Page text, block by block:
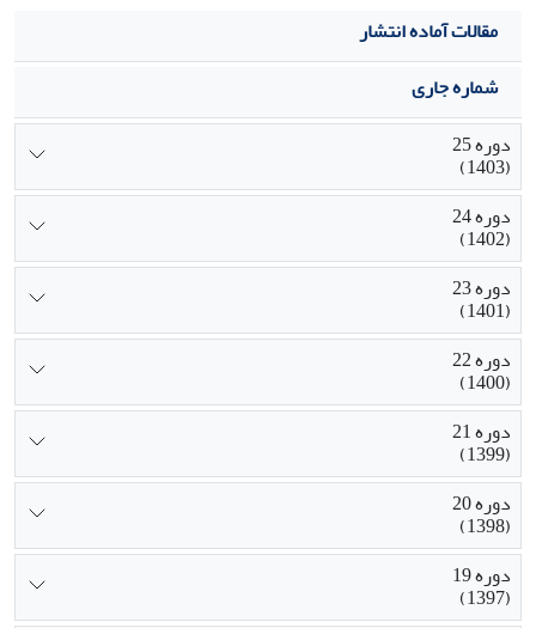
مقالات آماده انتشار
شماره جاری
دوره 25
(1403)
دوره 24
(1402)
دوره 23
(1401)
دوره 22
(1400)
دوره 21
(1399)
دوره 20
(1398)
دوره 19
(1397)